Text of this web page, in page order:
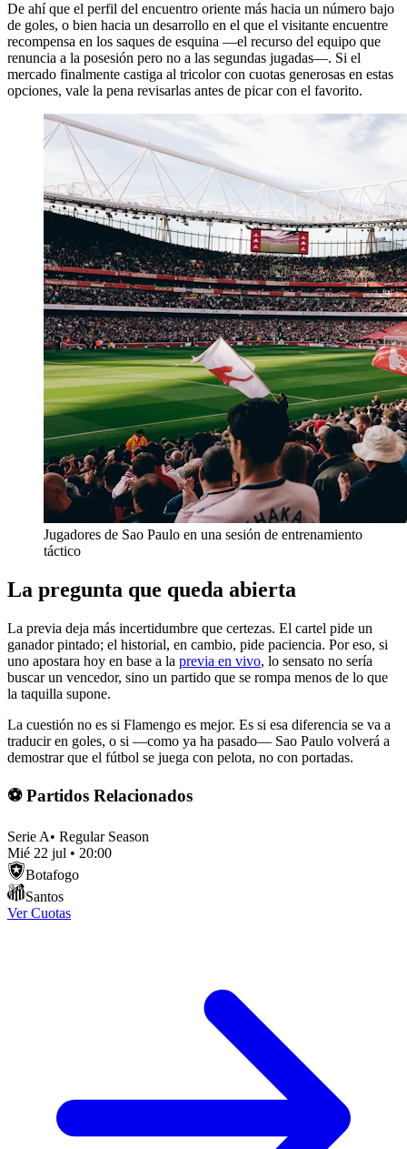
De ahí que el perfil del encuentro oriente más hacia un número bajo
de goles, o bien hacia un desarrollo en el que el visitante encuentre
recompensa en los saques de esquina —el recurso del equipo que
renuncia a la posesión pero no a las segundas jugadas—. Si el
mercado finalmente castiga al tricolor con cuotas generosas en estas
opciones, vale la pena revisarlas antes de picar con el favorito.
Jugadores de Sao Paulo en una sesión de entrenamiento
táctico
La pregunta que queda abierta
La previa deja más incertidumbre que certezas. El cartel pide un
ganador pintado; el historial, en cambio, pide paciencia. Por eso, si
uno apostara hoy en base a la previa en vivo, lo sensato no sería
buscar un vencedor, sino un partido que se rompa menos de lo que
la taquilla supone.
La cuestión no es si Flamengo es mejor. Es si esa diferencia se va a
traducir en goles, o si —como ya ha pasado— Sao Paulo volverá a
demostrar que el fútbol se juega con pelota, no con portadas.
⚽ Partidos Relacionados
Serie A• Regular Season
Mié 22 jul • 20:00
Botafogo
Santos
Ver Cuotas